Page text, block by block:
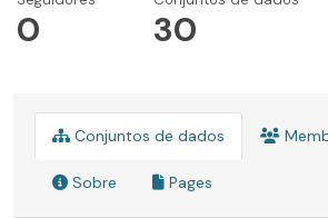
0 30
Conjuntos de dados
Sobre Pages